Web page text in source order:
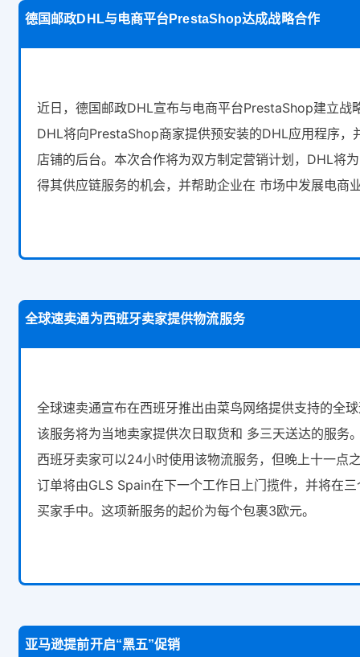
德国邮政DHL与电商平台PrestaShop达成战略合作
近日，德国邮政DHL宣布与电商平台PrestaShop建立战
DHL将向PrestaShop商家提供预安装的DHL应用程序，
店铺的后台。本次合作将为双方制定营销计划，DHL将
得其供应链服务的机会，并帮助企业在 市场中发展电商
全球速卖通为西班牙卖家提供物流服务
全球速卖通宣布在西班牙推出由菜鸟网络提供支持的全
该服务将为当地卖家提供次日取货和 多三天送达的服务
西班牙卖家可以24小时使用该物流服务，但晚上十一点
订单将由GLS Spain在下一个工作日上门揽件，并将在
买家手中。这项新服务的起价为每个包裹3欧元。
亚马逊提前开启“黑五”促销